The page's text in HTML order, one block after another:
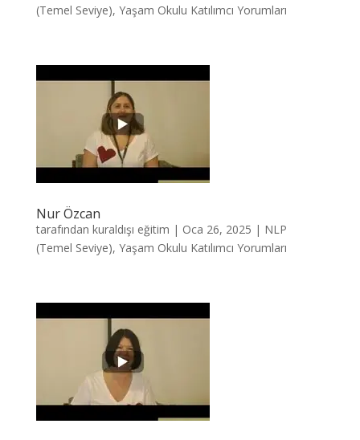
(Temel Seviye), Yaşam Okulu Katılımcı Yorumları
Nur Özcan
tarafından kuraldışı eğitim | Oca 26, 2025 | NLP
(Temel Seviye), Yaşam Okulu Katılımcı Yorumları